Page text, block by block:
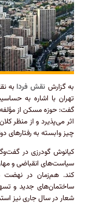
به گزارش نقش فردابه
تهران با اشاره به
گفت: حوزه مسکن از
اثر می‌پذیرد و از منظر
چیز وابسته به
کیانوش گودرزی در
سیاست‌های انقباضی و مهار
کند. هم‌زمان در نهضت
ساختمان‌های جدید و
شعار در سال جاری نیز